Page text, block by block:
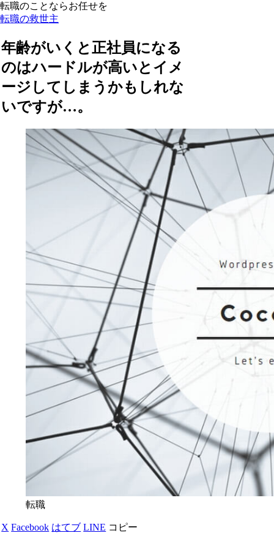
転職のことならお任せを
転職の救世主
年齢がいくと正社員になる
のはハードルが高いとイメ
ージしてしまうかもしれな
いですが…。
転職
X Facebook はてブ LINE コピー